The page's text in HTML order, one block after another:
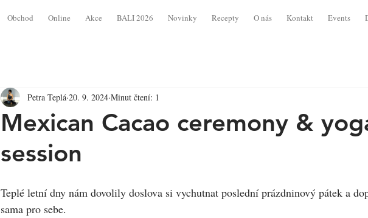
Obchod Online Akce BALI 2026 Novinky Recepty O nás Kontakt Events
Mexican Cacao ceremony &
session
Petra Teplá 20. 9. 2024 Minut čtení: 1
Teplé letní dny nám dovolily doslova si vychutnat poslední prázdninový pátek a
sama pro sebe.